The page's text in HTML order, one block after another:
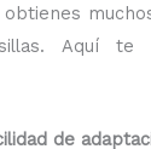
obtienes
Aquí te
de